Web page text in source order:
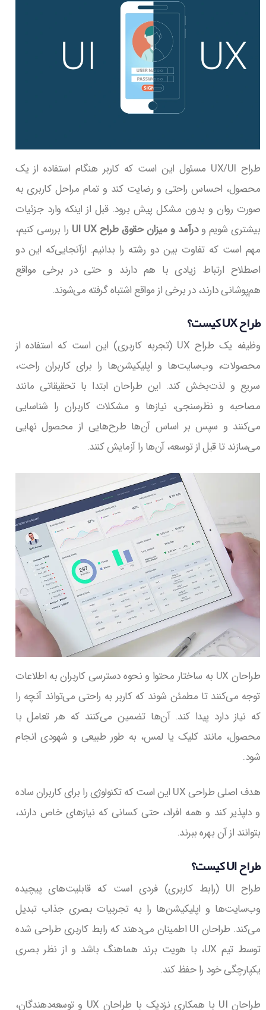
طراح UX/UI مسئول این است که کاربر هنگام استفاده از یک
محصول، احساس راحتی و رضایت کند و تمام مراحل کاربری به
صورت روان و بدون مشکل پیش برود. قبل از اینکه وارد جزئیات
بیشتری شویم ودرآمد و میزان حقوق طراح UI UX
را بررسی کنیم،
مهم است که تفاوت بین دو رشته‌ را بدانیم. ازآنجایی‌که این دو
اصطلاح ارتباط زیادی با هم دارند و حتی در برخی مواقع
هم‌پوشانی دارند، در برخی از مواقع اشتباه گرفته می‌شوند.
طراح UX کیست؟
وظیفه یک طراح UX (تجربه کاربری) این است که استفاده از
محصولات، وب‌سایت‌ها و اپلیکیشن‌ها را برای کاربران راحت،
سریع و لذت‌بخش کند. این طراحان ابتدا با تحقیقاتی مانند
مصاحبه و نظرسنجی، نیازها و مشکلات کاربران را شناسایی
می‌کنند و سپس بر اساس آن‌ها طرح‌هایی از محصول نهایی
می‌سازند تا قبل از توسعه، آن‌ها را آزمایش کنند.
طراحان UX به ساختار محتوا و نحوه دسترسی کاربران به اطلاعات
توجه می‌کنند تا مطمئن شوند که کاربر به راحتی می‌تواند آنچه را
که نیاز دارد پیدا کند. آن‌ها تضمین می‌کنند که هر تعامل با
محصول، مانند کلیک یا لمس، به طور طبیعی و شهودی انجام
شود.
هدف اصلی طراحی UX این است که تکنولوژی را برای کاربران ساده
و دلپذیر کند و همه افراد، حتی کسانی که نیازهای خاص دارند،
بتوانند از آن بهره ببرند.
طراح UI کیست؟
طراح UI (رابط کاربری) فردی است که قابلیت‌های پیچیده
وب‌سایت‌ها و اپلیکیشن‌ها را به تجربیات بصری جذاب تبدیل
می‌کند. طراحان UI اطمینان می‌دهند که رابط کاربری طراحی شده
توسط تیم UX، با هویت برند هماهنگ باشد و از نظر بصری
یکپارچگی خود را حفظ کند.
طراحان UI با همکاری نزدیک با طراحان UX و توسعه‌دهندگان،